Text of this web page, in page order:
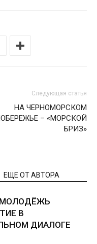
Следующая статья
НА ЧЕРНОМОРСКОМ
– «МОРСКОЙ
БРИЗ»
ЕЩЕ ОТ АВТОРА
МОЛОДЁЖЬ
В
ДИАЛОГЕ